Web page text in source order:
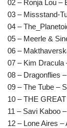
02 – Ronja Lou –
03 – Missstand-
04 –
05 – Meerle &
06 –
07 – Kim Dracula
08 – Dragonflies
09 – The Tube –
10 – THE
11 – Savi Kaboo
12 – Lone Aires –